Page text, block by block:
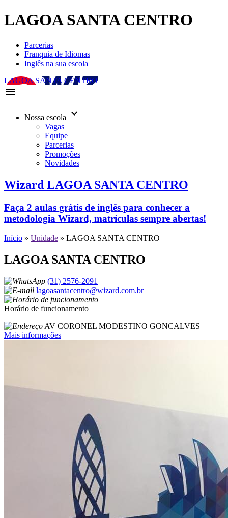
LAGOA SANTA CENTRO
Parcerias
Franquia de Idiomas
Inglês na sua escola
LAGOA SANTA CENTRO
menu
Nossa escola keyboard_arrow_down
Vagas
Equipe
Parcerias
Promoções
Novidades
Wizard LAGOA SANTA CENTRO
Faça 2 aulas grátis de inglês para conhecer a
metodologia Wizard, matrículas sempre abertas!
Início » Unidade » LAGOA SANTA CENTRO
LAGOA SANTA CENTRO
(31) 2576-2091
lagoasantacentro@wizard.com.br
Horário de funcionamento
AV CORONEL MODESTINO GONCALVES
Mais informações